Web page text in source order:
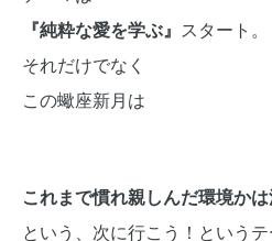
『純粋な愛を学ぶ』 スタート。
それだけでなく
この蠍座新月は
これまで慣れ親しんだ環境かは
という、次に行こう！というテ